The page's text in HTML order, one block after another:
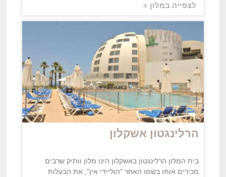
לצפייה במלון
הרלינגטון אשקלון
בית המלון הרלינגטון באשקלון הינו מלון וותיק שרבים
מכירים אותו בשמו האחר "הוליידי אין", את הבעלות